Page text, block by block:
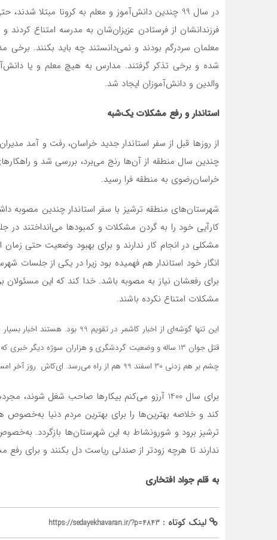
در سال 99 چندین دانش‌آموز و معلم به کرونا مبتلا
فرزندان‏شان از فرستادن عزیزان‌شان به مدرسه امتناع
معلمان سردرگم بودند و نمی‌دانستند چه باید بکنند.
شده و برخی تذکر گرفتند. مدارس به هیچ معلم و یا
والدین و دانش‌آموزان ایجاد شد.
استاندار و رفع مشکلات یک‌شبه
از روزها قبل از سفر استاندار جدید خراسان، رفت و آمد
چندین سال منطقه از آن‌ها رنج می‌برد، بررسی شد و
خراسان‌رضوی به منطقه فرا رسید.
شهرستان‌های منطقه ترشیز با سفر استاندار چندین مصوبه
کارآیی خود را به گردن مشکلات و کمبودها می‌انداختند در
مشکلی در انجام کار ندارند و برای بهبود وضعیت حتی زمان
انگار خود استاندار هم فهمیده بود زیرا در یکی از جلسات
برای رفع‏شان نیاز به مصوبه باشد. خدا کند که این
مشکلات امتناع نکرده باشند.
این تنها گوشه‌ای از اخبار کاشمر
قتل جوان 13 ساله و وضعیت گردشگری و هزاران سوژه دیگر
چشم بر هم زدنی 30 اسفند 99 هم از راه می‌رسد. ای‌کاش روز آخر امسال، روزشمار زندگی‌مان پر از خیروبرکت باشد.
برای سال 1400 آرزو می‌کنم بیکارها صاحب شغل
کند و خلاصه بهترین‌ها را برای بهترین مردم دنیا به‌خصوص
ترشیز برود و شورونشاط به این شهرستان‌ها بازگردد.
ندارند تا هرچه زودتر از صندلی ریاست دل بکنند و برای رفع
به قلم جواد افتخاری
لینک کوتاه : https://sedayekhavaran.ir/?p=4843